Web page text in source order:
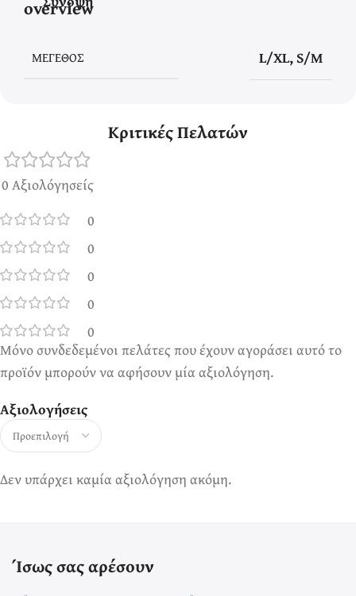
ΜΈΓΕΘΟΣ L/XL,S/M
Κριτικές Πελατών
0 Αξιολόγησείς
0
0
0
0
0
Αξιολογήσεις
Δεν υπάρχει καμία αξιολόγηση ακόμη.
Μόνο συνδεδεμένοι πελάτες που έχουν αγοράσει αυτό το
προϊόν μπορούν να αφήσουν μία αξιολόγηση.
Ίσως σας αρέσουν